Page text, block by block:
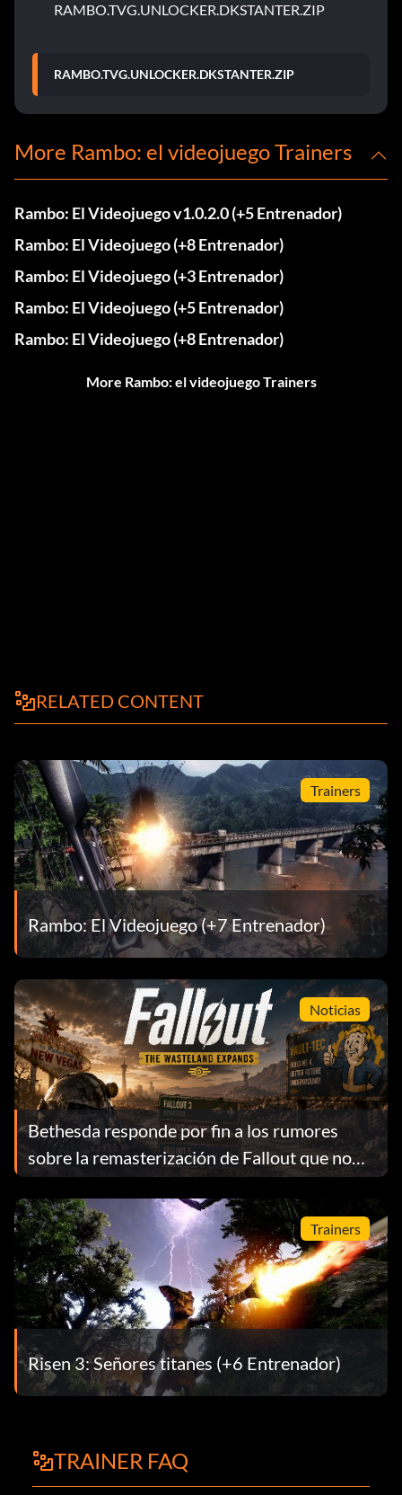
RAMBO.TVG.UNLOCKER.DKSTANTER.ZIP
RAMBO.TVG.UNLOCKER.DKSTANTER.ZIP
More Rambo: el videojuego Trainers
Rambo: El Videojuego v1.0.2.0 (+5 Entrenador)
Rambo: El Videojuego (+8 Entrenador)
Rambo: El Videojuego (+3 Entrenador)
Rambo: El Videojuego (+5 Entrenador)
Rambo: El Videojuego (+8 Entrenador)
More Rambo: el videojuego Trainers
RELATED CONTENT
Trainers
Rambo: El Videojuego (+7 Entrenador)
Noticias
Bethesda responde por fin a los rumores
sobre la remasterización de Fallout que no
dejaban de circular
Trainers
Risen 3: Señores titanes (+6 Entrenador)
TRAINER FAQ